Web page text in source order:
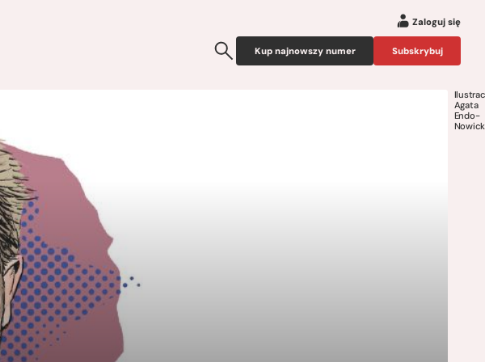
Zaloguj się
Kup najnowszy numer Subskrybuj
Agata
Endo-